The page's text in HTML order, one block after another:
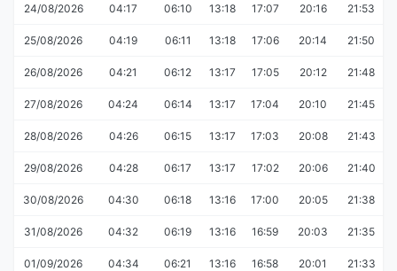
24/08/2026 04:17 06:10 13:18 17:07 20:16 21:53
25/08/2026 04:19 06:11 13:18 17:06 20:14 21:50
26/08/2026 04:21 06:12 13:17 17:05 20:12 21:48
27/08/2026 04:24 06:14 13:17 17:04 20:10 21:45
28/08/2026 04:26 06:15 13:17 17:03 20:08 21:43
29/08/2026 04:28 06:17 13:17 17:02 20:06 21:40
30/08/2026 04:30 06:18 13:16 17:00 20:05 21:38
31/08/2026 04:32 06:19 13:16 16:59 20:03 21:35
01/09/2026 04:34 06:21 13:16 16:58 20:01 21:33